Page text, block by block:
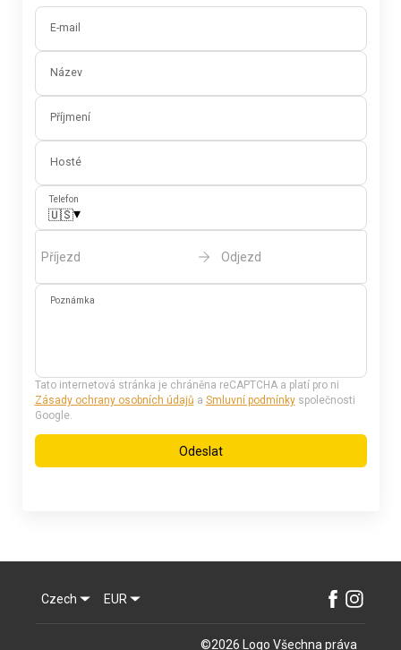
E-mail
Název
Příjmení
Hosté
Telefon
🇺🇸▾
Příjezd Odjezd
Poznámka
Tato internetová stránka je chráněna reCAPTCHA a platí pro ni
Zásady ochrany osobních údajů a Smluvní podmínkyspolečnosti
Google.
Odeslat
Czech EUR
©2026 Logo Všechna práva